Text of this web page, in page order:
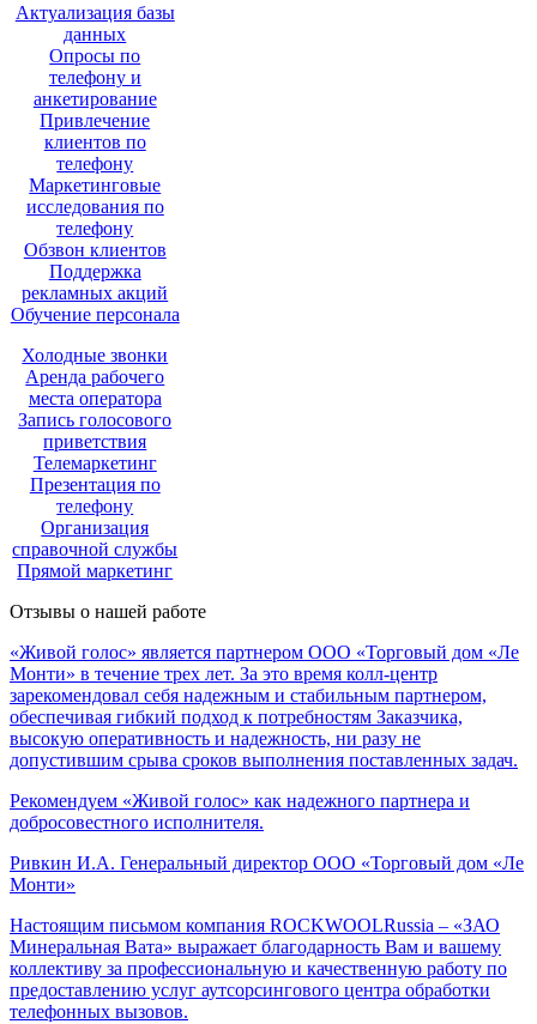
Актуализация базы
данных
Опросы по
телефону и
анкетирование
Привлечение
клиентов по
телефону
Маркетинговые
исследования по
телефону
Обзвон клиентов
Поддержка
рекламных акций
Обучение персонала
Холодные звонки
Аренда рабочего
места оператора
Запись голосового
приветствия
Телемаркетинг
Презентация по
телефону
Организация
справочной службы
Прямой маркетинг
Отзывы о нашей работе
«Живой голос» является партнером ООО «Торговый дом «Ле
Монти» в течение трех лет. За это время колл-центр
зарекомендовал себя надежным и стабильным партнером,
обеспечивая гибкий подход к потребностям Заказчика,
высокую оперативность и надежность, ни разу не
допустившим срыва сроков выполнения поставленных задач.
Рекомендуем «Живой голос» как надежного партнера и
добросовестного исполнителя.
Ривкин И.А. Генеральный директор ООО «Торговый дом «Ле
Монти»
Настоящим письмом компания ROCKWOOLRussia – «ЗАО
Минеральная Вата» выражает благодарность Вам и вашему
коллективу за профессиональную и качественную работу по
предоставлению услуг аутсорсингового центра обработки
телефонных вызовов.